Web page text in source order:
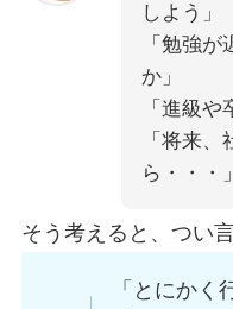
しよう」
「勉強
か」
「進級や
「将来
ら・・・」
そう考えると、つい
「とにかく